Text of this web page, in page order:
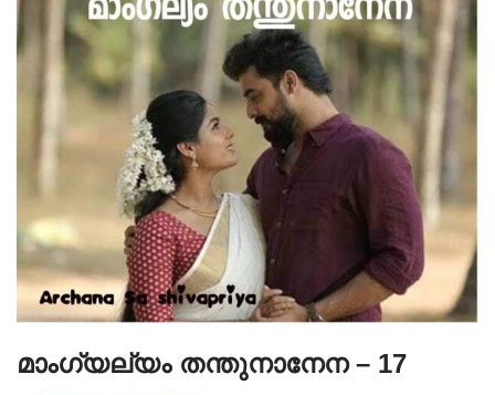
മാംഗ്യല്യം തന്തുനാനേന – 17